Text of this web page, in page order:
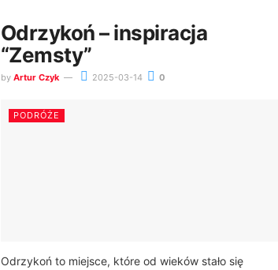
Odrzykoń – inspiracja
“Zemsty”
by Artur Czyk 2025-03-14 0
PODRÓŻE
Odrzykoń to miejsce, które od wieków stało się